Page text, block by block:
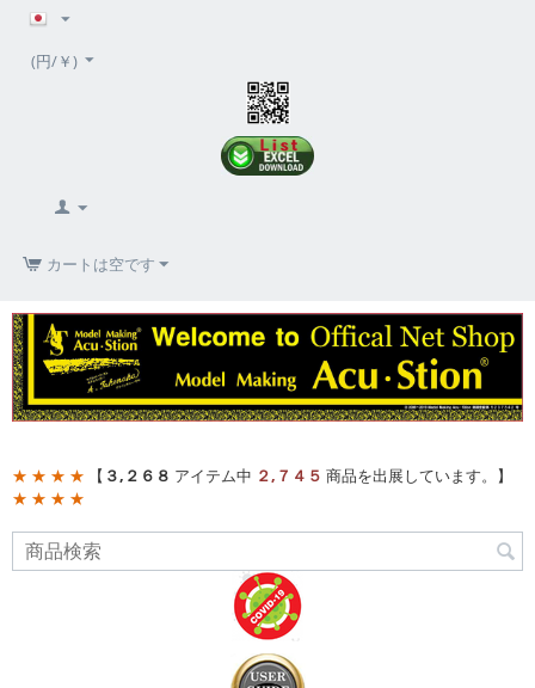
(円/￥)
カートは空です
★ ★ ★ ★ 【 ３,２６８ アイテム中 ２,７４５ 商品を出展しています。】
★ ★ ★ ★